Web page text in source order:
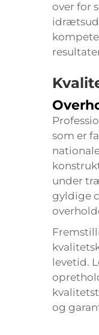
over for
som er
under
gyldige
levetid.
og